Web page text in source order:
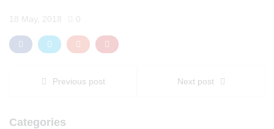
18 May, 2018 0
Previous post Next post
Categories